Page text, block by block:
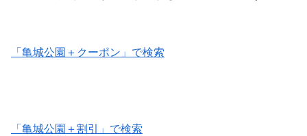
「亀城公園＋クーポン」で検索
「亀城公園＋割引」で検索